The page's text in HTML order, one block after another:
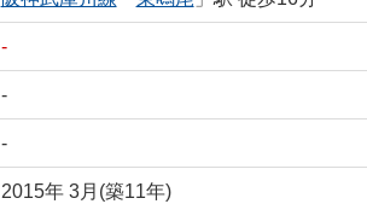
-
-
-
2015年 3月(築11年)